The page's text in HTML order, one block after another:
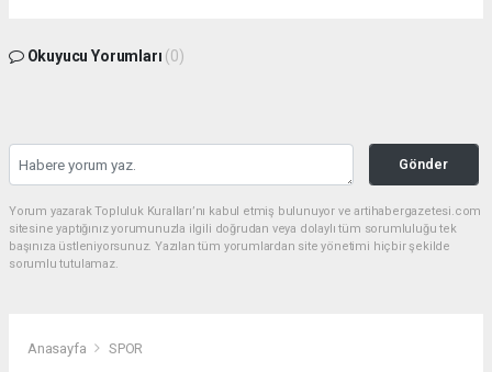
Okuyucu Yorumları (0)
Gönder
Yorum yazarak Topluluk Kuralları’nı kabul etmiş bulunuyor ve artihabergazetesi.com
sitesine yaptığınız yorumunuzla ilgili doğrudan veya dolaylı tüm sorumluluğu tek
başınıza üstleniyorsunuz. Yazılan tüm yorumlardan site yönetimi hiçbir şekilde
sorumlu tutulamaz.
Anasayfa SPOR